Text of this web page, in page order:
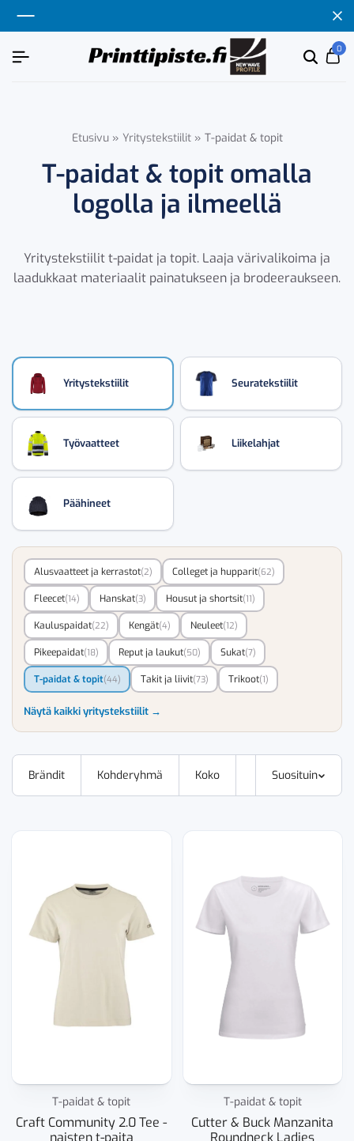
Etsi
0
T-paidat & topit omalla
logolla ja ilmeellä
Etusivu» Yritystekstiilit» T-paidat & topit
Yritystekstiilit t-paidat ja topit. Laaja värivalikoima ja
laadukkaat materiaalit painatukseen ja brodeeraukseen.
Yritystekstiilit Seuratekstiilit
Työvaatteet Liikelahjat
Päähineet
Alusvaatteet ja kerrastot(2) Colleget ja hupparit(62)
Fleecet(14) Hanskat(3) Housut ja shortsit(11)
Kauluspaidat(22) Kengät(4) Neuleet(12)
Pikeepaidat(18) Reput ja laukut(50) Sukat(7)
T-paidat & topit(44) Takit ja liivit(73) Trikoot(1)
Näytä kaikki yritystekstiilit →
Brändit Kohderyhmä Koko Suosituin
T-paidat & topit
Craft Community 2.0 Tee -
naisten t-paita
T-paidat & topit
Cutter & Buck Manzanita
Roundneck Ladies